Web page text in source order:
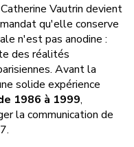
Vautrin devient
qu'elle conserve
n'est pas anodine :
des réalités
Avant la
solide expérience
1986 à 1999,
la communication de